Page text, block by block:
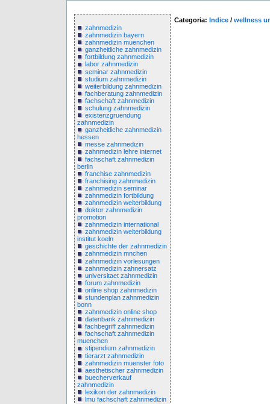
zahnmedizin
zahnmedizin bayern
zahnmedizin muenchen
ganzheitliche zahnmedizin
fortbildung zahnmedizin
labor zahnmedizin
seminar zahnmedizin
studium zahnmedizin
weiterbildung zahnmedizin
fachberatung zahnmedizin
fachschaft zahnmedizin
schulung zahnmedizin
existenzgruendung
zahnmedizin
ganzheitliche zahnmedizin
hessen
messe zahnmedizin
zahnmedizin lehre internet
fachschaft zahnmedizin
berlin
franchise zahnmedizin
franchising zahnmedizin
zahnmedizin seminar
zahnmedizin fortbildung
zahnmedizin weiterbildung
doktor zahnmedizin
promotion
zahnmedizin international
zahnmedizin weiterbildung
institut koeln
geschichte der zahnmedizin
zahnmedizin mnchen
zahnmedizin vorlesungen
zahnmedizin zahnersatz
universitaet zahnmedizin
forum zahnmedizin
online shop zahnmedizin
stundenplan zahnmedizin
bonn
zahnmedizin online shop
datenbank zahnmedizin
fachbegriff zahnmedizin
fachschaft zahnmedizin
muenchen
stipendium zahnmedizin
tierarzt zahnmedizin
zahnmedizin muenster foto
aesthetischer zahnmedizin
buecherverkauf
zahnmedizin
lexikon der zahnmedizin
lmu fachschaft zahnmedizin
Categoria: Indice / wellness